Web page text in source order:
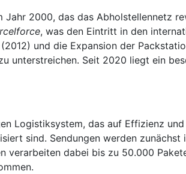
Jahr 2000, das das Abholstellennetz
, was den Eintritt in den
(2012) und die Expansion der
unterstreichen. Seit 2020 liegt ein
Logistiksystem, das auf Effizienz
sind. Sendungen werden
verarbeiten dabei bis zu 50.000